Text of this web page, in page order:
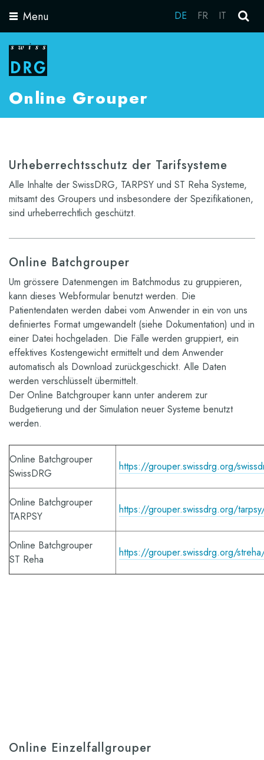
Toggle
Menu DE FR IT
Online Grouper
Urheberrechtsschutz der Tarifsysteme
Alle Inhalte der SwissDRG, TARPSY und ST Reha Systeme,
mitsamt des Groupers und insbesondere der Spezifikationen,
sind urheberrechtlich geschützt.
Online Batchgrouper
Um grössere Datenmengen im Batchmodus zu gruppieren,
kann dieses Webformular benutzt werden. Die
Patientendaten werden dabei vom Anwender in ein von uns
definiertes Format umgewandelt (siehe Dokumentation) und in
einer Datei hochgeladen. Die Fälle werden gruppiert, ein
effektives Kostengewicht ermittelt und dem Anwender
automatisch als Download zurückgeschickt. Alle Daten
werden verschlüsselt übermittelt.
Der Online Batchgrouper kann unter anderem zur
Budgetierung und der Simulation neuer Systeme benutzt
werden.
Online Batchgrouper
SwissDRG
https://grouper.swissdrg.org/
Online Batchgrouper
TARPSY
https://grouper.swissdrg.org/
Online Batchgrouper
ST Reha
https://grouper.swissdrg.org/
Online Einzelfallgrouper